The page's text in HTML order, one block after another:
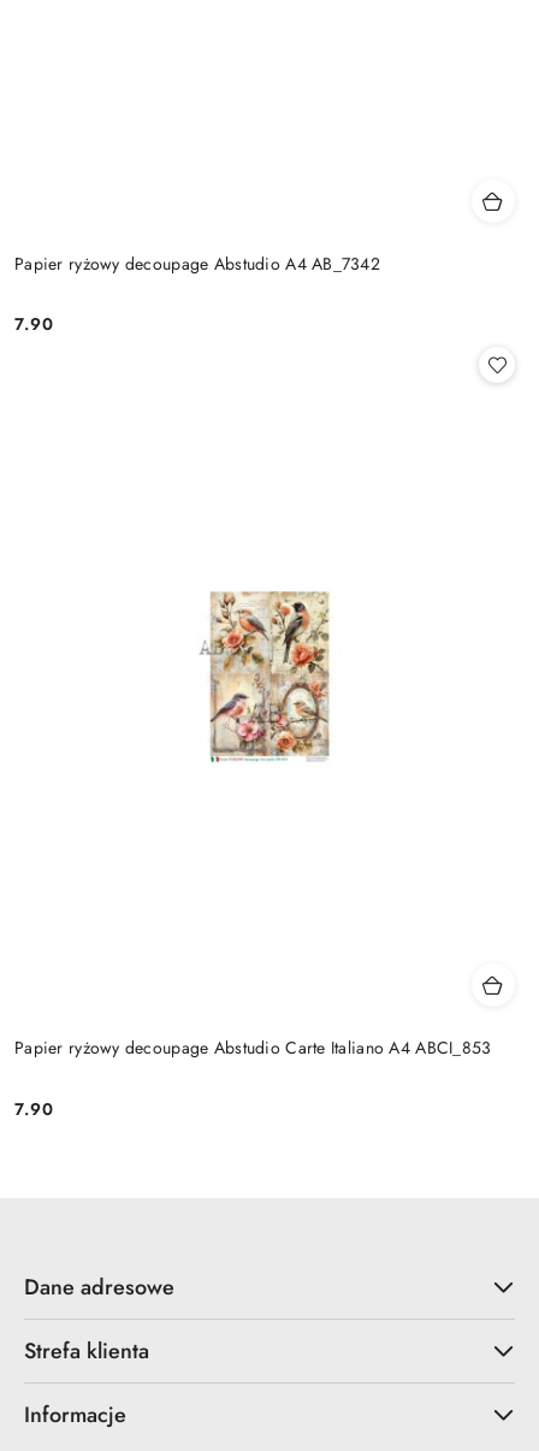
Papier ryżowy decoupage Abstudio A4 AB_7342
Cena:
7.90
Papier ryżowy decoupage Abstudio Carte Italiano A4 ABCI_853
Cena:
7.90
Dane adresowe
Strefa klienta
Informacje